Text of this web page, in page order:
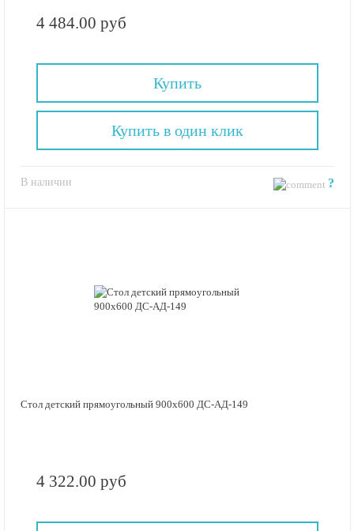
4 484.00 руб
Купить
В наличии ?
Купить в один клик
Стол детский прямоугольный 900х600 ДС-АД-149
4 322.00 руб